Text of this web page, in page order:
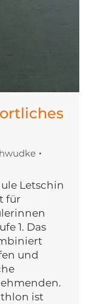
Letschin
für
1. Das
und
ist